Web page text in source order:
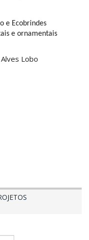
e Ecobrindes
e ornamentais
Lobo